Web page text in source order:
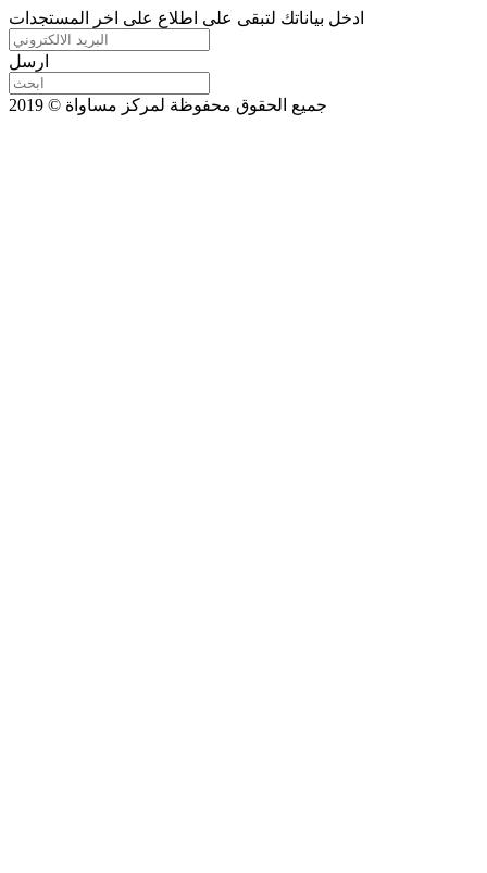
ادخل بياناتك لتبقى على اطلاع على اخر المستجدات
ارسل
جميع الحقوق محفوظة لمركز مساواة © 2019